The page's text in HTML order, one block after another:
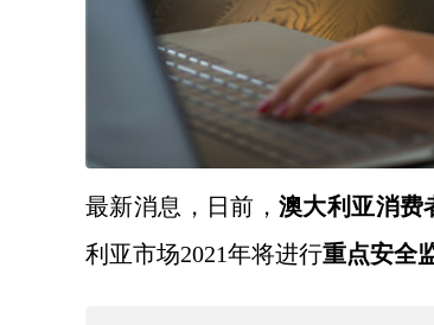
最新消息，日前，澳大利亚消费
利亚市场2021年将进行重点安全